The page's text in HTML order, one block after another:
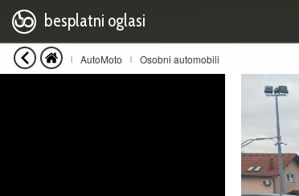
besplatni oglasi
| AutoMoto | Osobni automobili